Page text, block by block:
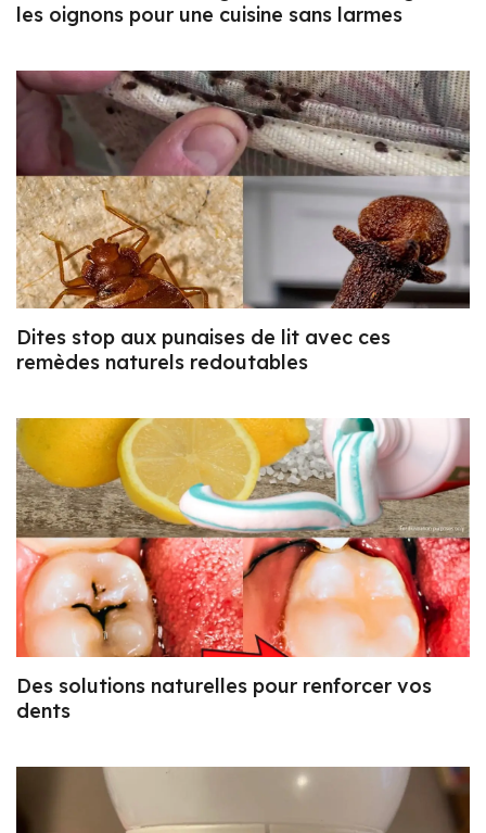
les oignons pour une cuisine sans larmes
Dites stop aux punaises de lit avec ces
remèdes naturels redoutables
Des solutions naturelles pour renforcer vos
dents